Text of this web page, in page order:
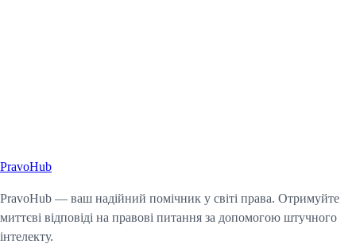
Почати консультацію
PravoHub
PravoHub — ваш надійний помічник у світі права. Отримуйте
миттєві відповіді на правові питання за допомогою штучного
інтелекту.